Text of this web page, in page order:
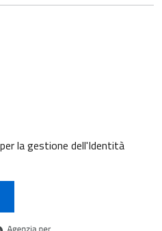
la gestione dell'Identità